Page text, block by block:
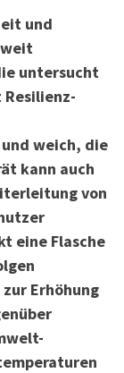
und
untersucht
und weich, die
kann auch
von
eine Flasche
Erhöhung